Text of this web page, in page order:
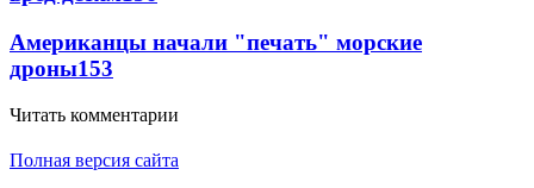
Американцы начали "печать" морские
дроны153
Читать комментарии
Полная версия сайта